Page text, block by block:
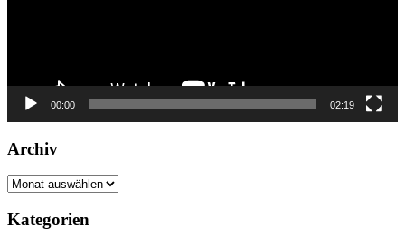
00:00 02:19
Archiv
Archiv
Kategorien